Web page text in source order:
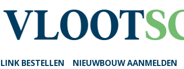
LINK BESTELLEN NIEUWBOUW AANMELDEN